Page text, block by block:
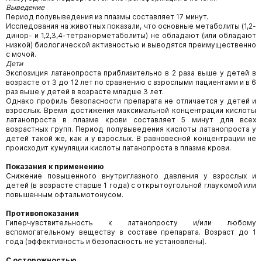
Выведение
Период полувыведения из плазмы составляет 17 минут.
Исследования на животных показали, что основные метаболиты (1,2-
динор- и 1,2,3,4-тетранорметаболиты) не обладают (или обладают
низкой) биологической активностью и выводятся преимущественно
с мочой.
Дети
Экспозиция латанопроста приблизительно в 2 раза выше у детей в
возрасте от 3 до 12 лет по сравнению с взрослыми пациентами и в 6
раз выше у детей в возрасте младше 3 лет.
Однако профиль безопасности препарата не отличается у детей и
взрослых. Время достижения максимальной концентрации кислоты
латанопроста в плазме крови составляет 5 минут для всех
возрастных групп. Период полувыведения кислоты латанопроста у
детей такой же, как и у взрослых. В равновесной концентрации не
происходит кумуляции кислоты латанопроста в плазме крови.
Показания к применению
Снижение повышенного внутриглазного давления у взрослых и
детей (в возрасте старше 1 года) с открытоугольной глаукомой или
повышенным офтальмотонусом.
Противопоказания
Гиперчувствительность к латанопросту и/или любому
вспомогательному веществу в составе препарата. Возраст до 1
года (эффективность и безопасность не установлены).